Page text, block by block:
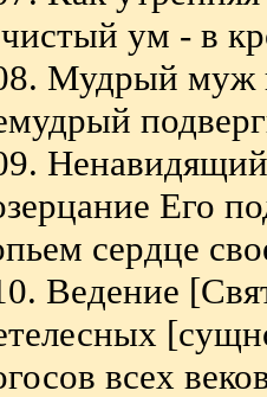
ум - в
Мудрый муж
Его
сердце
Ведение
всех